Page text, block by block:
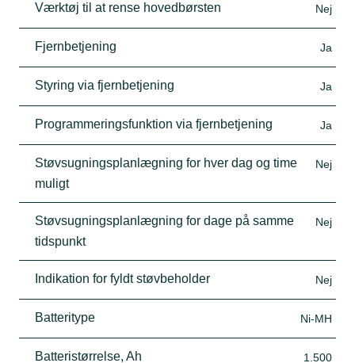
Værktøj til at rense hovedbørsten Nej
Fjernbetjening Ja
Styring via fjernbetjening Ja
Programmeringsfunktion via fjernbetjening Ja
Støvsugningsplanlægning for hver dag og time
muligt
Nej
Støvsugningsplanlægning for dage på samme
tidspunkt
Nej
Indikation for fyldt støvbeholder Nej
Batteritype Ni-MH
Batteristørrelse, Ah 1.500